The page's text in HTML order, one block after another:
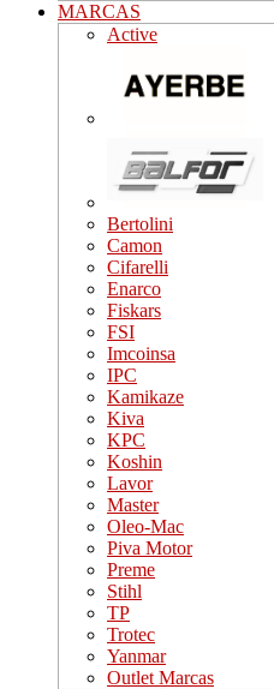
MARCAS
Active
Bertolini
Camon
Cifarelli
Enarco
Fiskars
FSI
Imcoinsa
IPC
Kamikaze
Kiva
KPC
Koshin
Lavor
Master
Oleo-Mac
Piva Motor
Preme
Stihl
TP
Trotec
Yanmar
Outlet Marcas